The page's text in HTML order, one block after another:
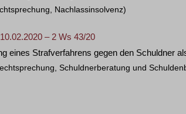
Nachlassinsolvenz)
– 2 Ws 43/20
eines Strafverfahrens gegen den Schuldner
Schuldnerberatung und